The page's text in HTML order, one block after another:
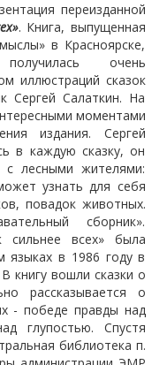
переизданной
. Книга, выпущенная
в Красноярске,
очень
иллюстраций сказок
Сергей Салаткин. На
моментами
издания. Сергей
в каждую сказку, он
с лесными жителями:
узнать для себя
повадок животных.
сборник».
сильнее всех» была
языках в 1986 году в
книгу вошли сказки о
рассказывается о
- победе правды над
глупостью. Спустя
библиотека п.